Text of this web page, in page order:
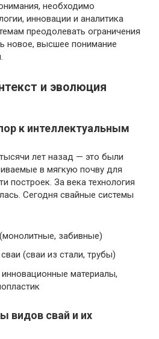
необходимо
инновации и аналитика
преодолевать ограничения
новое, высшее понимание
и эволюция
к интеллектуальным
лет назад — это были
в мягкую почву для
построек. За века технология
Сегодня свайные системы
забивные)
(сваи из стали, трубы)
материалы,
видов свай и их